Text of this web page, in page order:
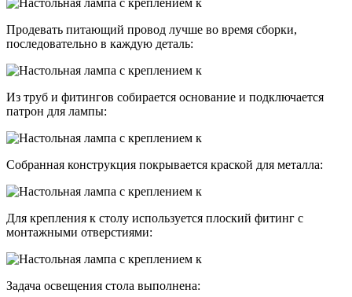
Продевать питающий провод лучше во время сборки,
последовательно в каждую деталь:
Из труб и фитингов собирается основание и подключается
патрон для лампы:
Собранная конструкция покрывается краской для металла:
Для крепления к столу используется плоский фитинг с
монтажными отверстиями:
Задача освещения стола выполнена: